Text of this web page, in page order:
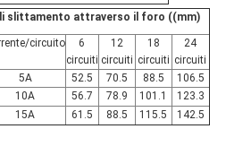
slittamento attraverso il foro ((mm)
circuito
6
circuiti
12
circuiti
18
circuiti
24
circuiti
5A 52.5 70.5 88.5
106.5
10A
56.7 78.9 101.1
123.3
15A
61.5 88.5 115.5 142.5